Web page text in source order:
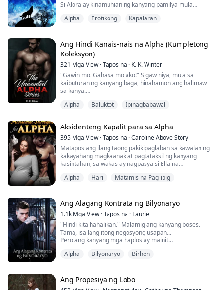
"Ayaw namin, pero wala kaming ibang pagpipilian
ngayon," malumanay na sabi ni David.
Si Alora ay kinamuhian ng kanyang pamilya mula
pamilya ay ang pahirapan siya.
tinanggihan ng kanyang kapareha, na lumalabas na
kasintahan ng kanyang nakatatandang kapatid na
babae.
Sa pagbasag ng mga tanikala na nagbibigkis sa
kanyang mga kapangyarihan,...
Alpha Erotikong Kapalaran
Ang Hindi Kanais-nais na Alpha (Kumpletong
Koleksyon)
321 Mga View·Tapos na · K. K. Winter
"Gawin mo! Gahasa mo ako!" Sigaw niya, mula sa
kaibuturan ng kanyang baga, hinahamon ang halimaw
sa kanya.
Tumawa siya, totoo, malakas.
kanyang sinturon.
"Yung maliit na kagat sa labi mo, na ginagawa mo
tuwing tinitingnan mo ako- nakakaloka.
Yung panginginig ng katawan mo, nung pinalo kita-
sobr...
Alpha Baluktot Ipinagbabawal
Aksidenteng Kapalit para sa Alpha
395 Mga View·Tapos na ·Caroline Above Story
Matapos ang ilang taong pakikipaglaban sa kawalan ng
kakayahang magkaanak at pagtataksil ng kanyang
kasintahan, sa wakas ay nagpasya si Ella na
Ngunit nagkagulo ang lahat nang siya'y ma-inseminate
Biglang nagulo ang kanyang buhay nang lumabas ang
pagkakamali -- lalo na't si Sinclair ay hindi basta-
bastang...
Alpha Hari Matamis na Pag-ibig
Ang Alagang Kontrata ng Bilyonaryo
1.1k Mga View·Tapos na · Laurie
"Hindi kita hahalikan." Malamig ang kanyang boses.
Tama, isa lang itong negosyong usapan...
Pero ang kanyang mga haplos ay mainit
"Birhen ka ba?" bigla siyang tumitig sa akin...
Si Emma Wells, isang estudyanteng kolehiyo na malapit
nang magtapos. Siya ay inabuso at pinahirapan ng
Alpha Bilyonaryo Birhen
Ang Propesiya ng Lobo